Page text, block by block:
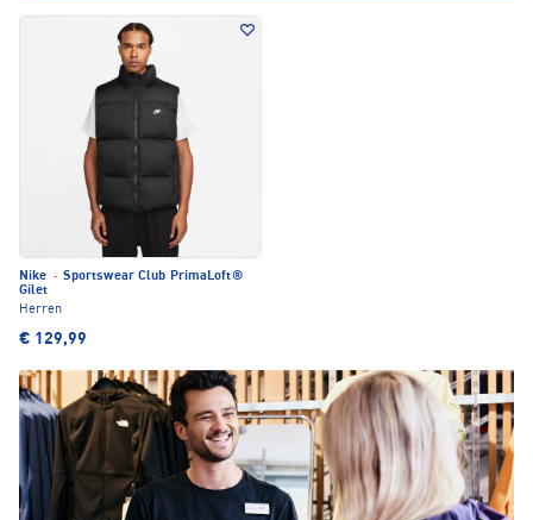
Nike · Sportswear Club PrimaLoft®
Gilet
Herren
€ 129,99